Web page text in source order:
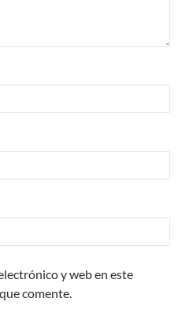
y web en este
comente.